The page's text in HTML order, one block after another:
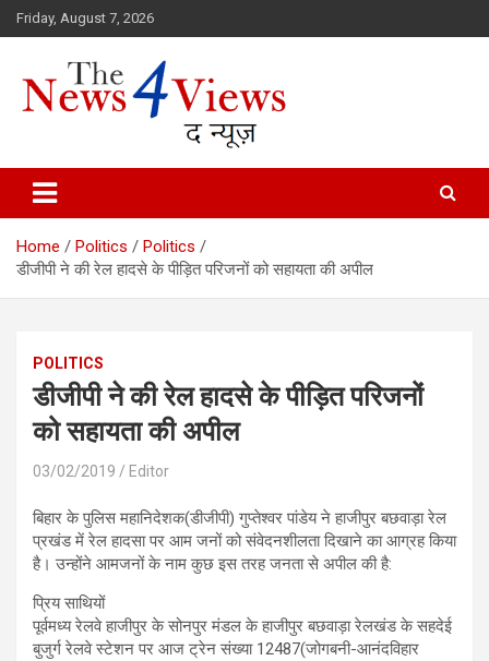
Skip
to
Friday, August 7, 2026
TheNews4Views
Home Politics
Politics
डीजीपी ने की रेल हादसे के पीड़ित परिजनों को सहायता की अपील
POLITICS
डीजीपी ने की रेल हादसे के पीड़ित परिजनों
को सहायता की अपील
03/02/2019 Editor
बिहार के पुलिस महानिदेशक(डीजीपी) गुप्तेश्वर पांडेय ने हाजीपुर बछवाड़ा रेल
प्रखंड में रेल हादसा पर आम जनों को संवेदनशीलता दिखाने का आग्रह किया
है। उन्होंने आमजनों के नाम कुछ इस तरह जनता से अपील की है:
प्रिय साथियों
पूर्वमध्य रेलवे हाजीपुर के सोनपुर मंडल के हाजीपुर बछवाड़ा रेलखंड के सहदेई
बुजुर्ग रेलवे स्टेशन पर आज ट्रेन संख्या 12487(जोगबनी-आनंदविहार